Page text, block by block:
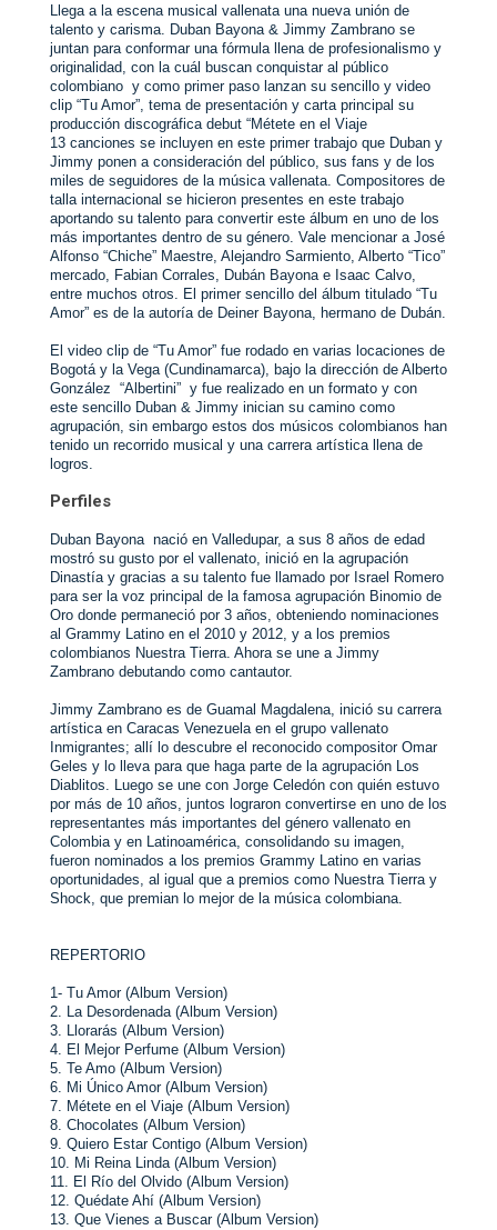
Llega a la escena musical vallenata una nueva unión de
talento y carisma. Duban Bayona & Jimmy Zambrano se
juntan para conformar una fórmula llena de profesionalismo y
originalidad, con la cuál buscan conquistar al público
colombiano  y como primer paso lanzan su sencillo y video
clip “Tu Amor”, tema de presentación y carta principal su
producción discográfica debut “Métete en el Viaje
13 canciones se incluyen en este primer trabajo que Duban y
Jimmy ponen a consideración del público, sus fans y de los
miles de seguidores de la música vallenata. Compositores de
talla internacional se hicieron presentes en este trabajo
aportando su talento para convertir este álbum en uno de los
más importantes dentro de su género. Vale mencionar a José
Alfonso “Chiche” Maestre, Alejandro Sarmiento, Alberto “Tico”
mercado, Fabian Corrales, Dubán Bayona e Isaac Calvo,
entre muchos otros. El primer sencillo del álbum titulado “Tu
Amor” es de la autoría de Deiner Bayona, hermano de Dubán.
El video clip de “Tu Amor” fue rodado en varias locaciones de
Bogotá y la Vega (Cundinamarca), bajo la dirección de Alberto
González  “Albertini”  y fue realizado en un formato y con
este sencillo Duban & Jimmy inician su camino como
agrupación, sin embargo estos dos músicos colombianos han
tenido un recorrido musical y una carrera artística llena de
logros.
Perfiles
Duban Bayona  nació en Valledupar, a sus 8 años de edad
mostró su gusto por el vallenato, inició en la agrupación
Dinastía y gracias a su talento fue llamado por Israel Romero
para ser la voz principal de la famosa agrupación Binomio de
Oro donde permaneció por 3 años, obteniendo nominaciones
al Grammy Latino en el 2010 y 2012, y a los premios
colombianos Nuestra Tierra. Ahora se une a Jimmy
Zambrano debutando como cantautor.
Jimmy Zambrano es de Guamal Magdalena, inició su carrera
artística en Caracas Venezuela en el grupo vallenato
Inmigrantes; allí lo descubre el reconocido compositor Omar
Geles y lo lleva para que haga parte de la agrupación Los
Diablitos. Luego se une con Jorge Celedón con quién estuvo
por más de 10 años, juntos lograron convertirse en uno de los
representantes más importantes del género vallenato en
Colombia y en Latinoamérica, consolidando su imagen,
fueron nominados a los premios Grammy Latino en varias
Shock, que premian lo mejor de la música colombiana.
REPERTORIO
1- Tu Amor (Album Version)
2. La Desordenada (Album Version)
3. Llorarás (Album Version)
4. El Mejor Perfume (Album Version)
5. Te Amo (Album Version)
6. Mi Único Amor (Album Version)
7. Métete en el Viaje (Album Version)
8. Chocolates (Album Version)
9. Quiero Estar Contigo (Album Version)
10. Mi Reina Linda (Album Version)
11. El Río del Olvido (Album Version)
12. Quédate Ahí (Album Version)
13. Que Vienes a Buscar (Album Version)